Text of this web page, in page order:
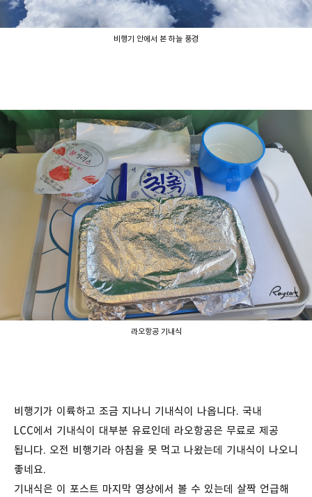
비행기 안에서 본 하늘 풍경
라오항공 기내식
비행기가 이륙하고 조금 지나니 기내식이 나옵니다. 국내
LCC에서 기내식이 대부분 유료인데 라오항공은 무료로 제공
됩니다. 오전 비행기라 아침을 못 먹고 나왔는데 기내식이 나오니
좋네요.
기내식은 이 포스트 마지막 영상에서 볼 수 있는데 살짝 언급해